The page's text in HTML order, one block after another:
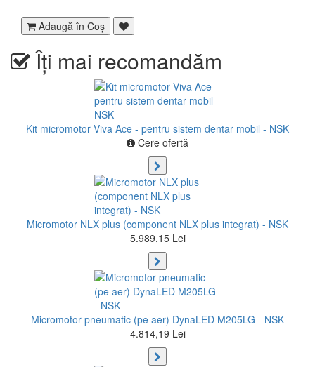
Adaugă în Coş
Îți mai recomandăm
Kit micromotor Viva Ace - pentru sistem dentar mobil - NSK
Cere ofertă
Micromotor NLX plus (component NLX plus integrat) - NSK
5.989,15 Lei
Micromotor pneumatic (pe aer) DynaLED M205LG - NSK
4.814,19 Lei